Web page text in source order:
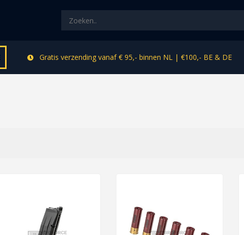
Gratis verzending vanaf € 95,- binnen NL | €100,- BE & DE